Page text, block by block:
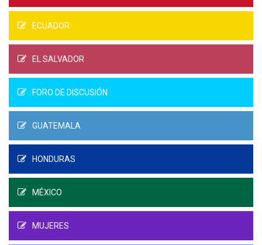
ECUADOR
EL SALVADOR
FORO DE DISCUSIÓN
GUATEMALA
HONDURAS
MÉXICO
MUJERES